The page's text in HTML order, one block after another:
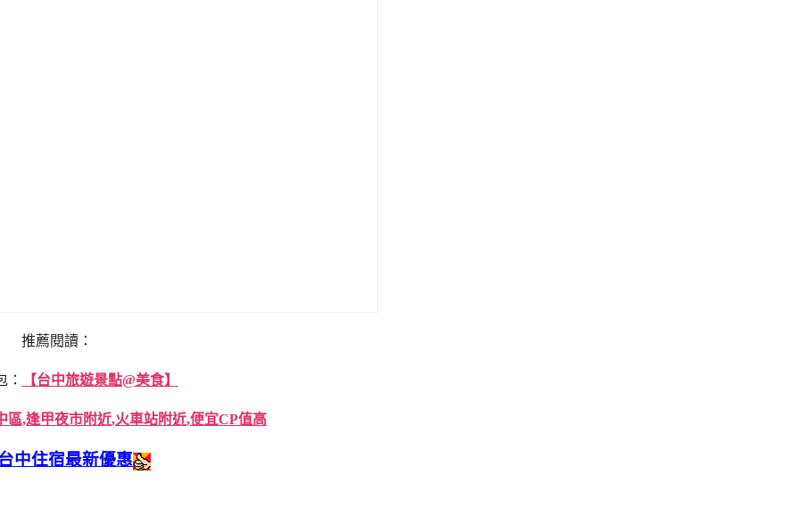
推薦閱讀：
： 【台中旅遊景點@美食】
區,逢甲夜市附近,火車站附近,便宜CP值高
中住宿最新優惠